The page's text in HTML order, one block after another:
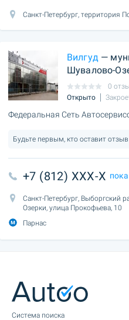
Санкт-Петербург, территория
Вилгуд —
Шувалово-
0
Открыто
Федеральная Сеть
Будьте первым, кто оставит отзыв
+7 (812) XXX-X
Санкт-Петербург, Выборгский
Озерки, улица Прокофьева, 10
Парнас
Cистема поиска